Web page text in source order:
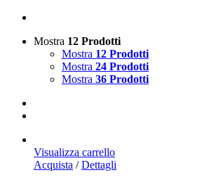
Mostra 12 Prodotti
Mostra 12 Prodotti
Mostra 24 Prodotti
Mostra 36 Prodotti
Visualizza carrello
Acquista / Dettagli